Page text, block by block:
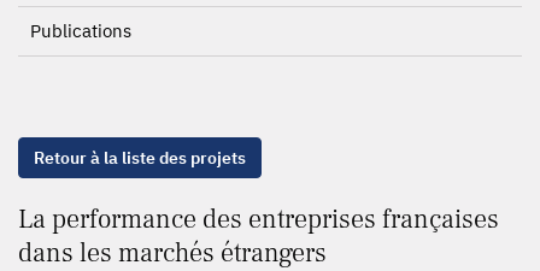
Publications
Retour à la liste des projets
La performance des entreprises françaises
dans les marchés étrangers